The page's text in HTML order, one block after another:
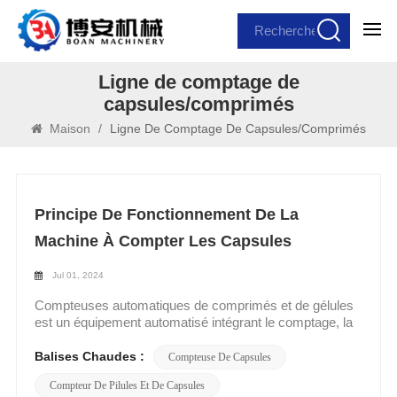
Ligne de comptage de
capsules/comprimés
Maison / Ligne De Comptage De Capsules/comprimés
Principe De Fonctionnement De La
Machine À Compter Les Capsules
Jul 01, 2024
Compteuses automatiques de comprimés et de gélules
est un équipement automatisé intégrant le comptage, la
comptage précis et le conditionnement rapide de
gélules, des comprimés, des granulés, etc. Il convient
Balises Chaudes : Compteuse De Capsules
Compteur De Pilules Et De Capsules